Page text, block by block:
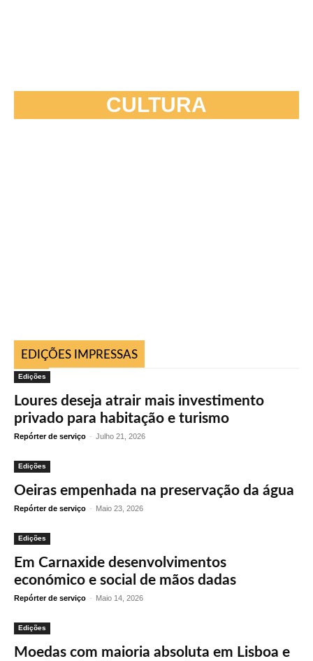
CULTURA
EDIÇÕES IMPRESSAS
Edições
Loures deseja atrair mais investimento
privado para habitação e turismo
Repórter de serviço - Julho 21, 2026
Edições
Oeiras empenhada na preservação da água
Repórter de serviço - Maio 23, 2026
Edições
Em Carnaxide desenvolvimentos
económico e social de mãos dadas
Repórter de serviço - Maio 14, 2026
Edições
Moedas com maioria absoluta em Lisboa e